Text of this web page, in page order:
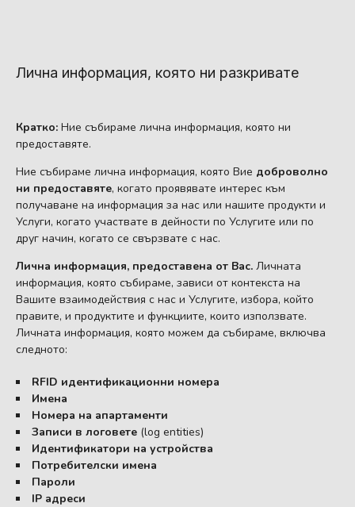
Лична информация, която ни разкривате
Кратко: Ние събираме лична информация, която ни
предоставяте.
Ние събираме лична информация, която Вие доброволно
ни предоставяте, когато проявявате интерес към
получаване на информация за нас или нашите продукти и
Услуги, когато участвате в дейности по Услугите или по
друг начин, когато се свързвате с нас.
Лична информация, предоставена от Вас. Личната
информация, която събираме, зависи от контекста на
Вашите взаимодействия с нас и Услугите, избора, който
правите, и продуктите и функциите, които използвате.
Личната информация, която можем да събираме, включва
следното:
RFID идентификационни номера
Имена
Номера на апартаменти
Записи в логовете (log entities)
Идентификатори на устройства
Потребителски имена
Пароли
IP адреси